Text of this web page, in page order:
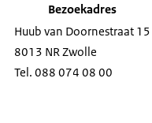
Bezoekadres
Huub van Doornestraat 15
8013 NR Zwolle
Tel. 088 074 08 00